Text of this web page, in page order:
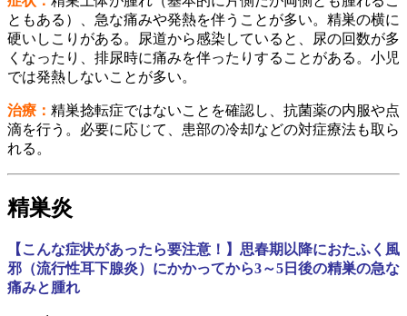
ともある）、急な痛みや発熱を伴うことが多い。精巣の横に
硬いしこりがある。尿道から感染していると、尿の回数が多
くなったり、排尿時に痛みを伴ったりすることがある。小児
では発熱しないことが多い。
治療： 精巣捻転症ではないことを確認し、抗菌薬の内服や点
滴を行う。必要に応じて、患部の冷却などの対症療法も取ら
れる。
精巣炎
【こんな症状があったら要注意！】思春期以降におたふく風
邪（流行性耳下腺炎）にかかってから3～5日後の精巣の急な
痛みと腫れ